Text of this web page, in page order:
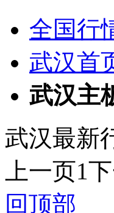
全国行
武汉首
武汉主
武汉最新
上一页1
回顶部